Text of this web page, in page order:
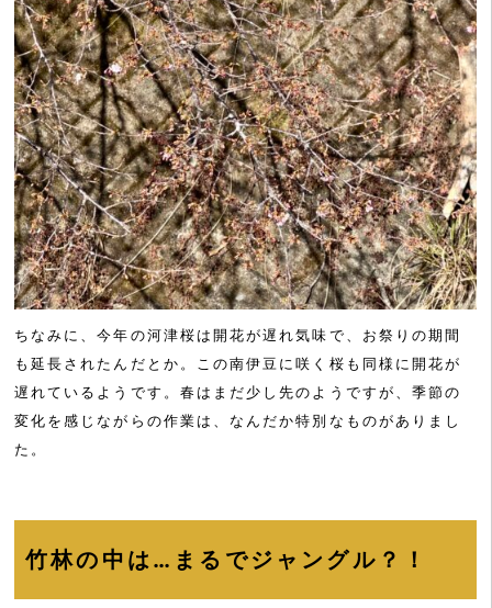
ちなみに、今年の河津桜は開花が遅れ気味で、お祭りの期間
も延長されたんだとか。この南伊豆に咲く桜も同様に開花が
遅れているようです。春はまだ少し先のようですが、季節の
変化を感じながらの作業は、なんだか特別なものがありまし
た。
竹林の中は…まるでジャングル？！